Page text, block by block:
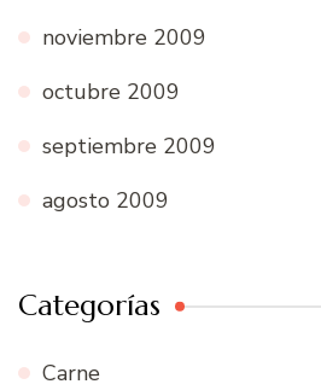
noviembre 2009
octubre 2009
septiembre 2009
agosto 2009
Categorías
Carne